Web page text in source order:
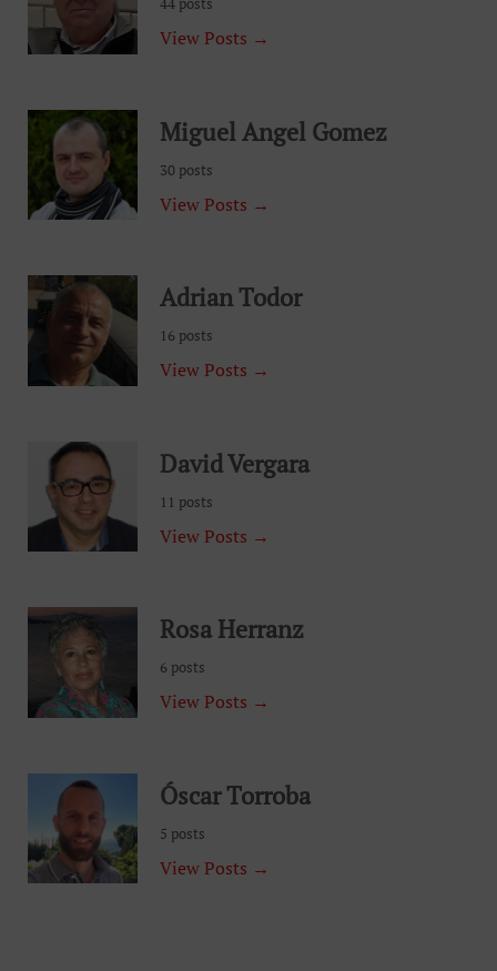
44 posts
View Posts →
Miguel Angel Gomez
30 posts
View Posts →
Adrian Todor
16 posts
View Posts →
David Vergara
11 posts
View Posts →
Rosa Herranz
6 posts
View Posts →
Óscar Torroba
5 posts
View Posts →